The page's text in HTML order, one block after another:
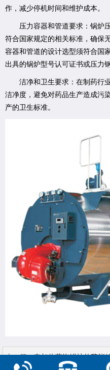
作，减少停机时间和维护成本。
压力容器和管道要求：锅炉
符合国家规定的相关标准，确保
容器和管道的设计选型须符合国
出具的锅炉型号认可证书或压力
洁净和卫生要求：在制药行
洁净度，避免对药品生产造成污
产的卫生标准。
上一篇：电加热蒸汽锅炉的节能